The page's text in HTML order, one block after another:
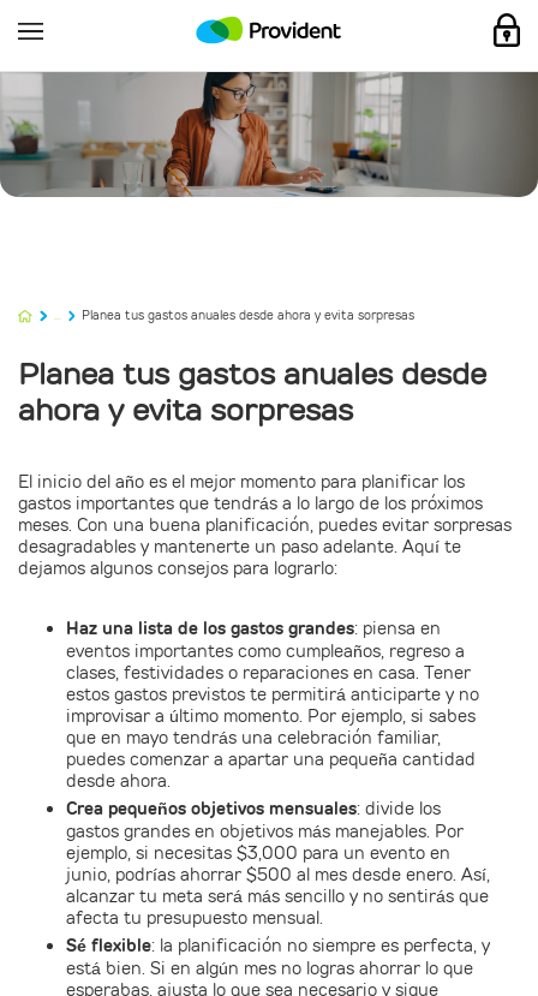
... Planea tus gastos anuales desde ahora y evita sorpresas
Planea tus gastos anuales desde
ahora y evita sorpresas
El inicio del año es el mejor momento para planificar los
gastos importantes que tendrás a lo largo de los próximos
meses. Con una buena planificación, puedes evitar sorpresas
desagradables y mantenerte un paso adelante. Aquí te
dejamos algunos consejos para lograrlo:
Haz una lista de los gastos grandes: piensa en
eventos importantes como cumpleaños, regreso a
clases, festividades o reparaciones en casa. Tener
estos gastos previstos te permitirá anticiparte y no
improvisar a último momento. Por ejemplo, si sabes
que en mayo tendrás una celebración familiar,
puedes comenzar a apartar una pequeña cantidad
desde ahora.
Crea pequeños objetivos mensuales: divide los
gastos grandes en objetivos más manejables. Por
ejemplo, si necesitas $3,000 para un evento en
junio, podrías ahorrar $500 al mes desde enero. Así,
alcanzar tu meta será más sencillo y no sentirás que
afecta tu presupuesto mensual.
Sé flexible: la planificación no siempre es perfecta, y
está bien. Si en algún mes no logras ahorrar lo que
esperabas, ajusta lo que sea necesario y sigue